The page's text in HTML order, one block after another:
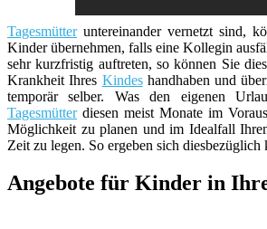
Tagesmütteruntereinander vernetzt sind,
Kinder übernehmen, falls eine Kollegin
sehr kurzfristig auftreten, so können Sie
Krankheit Ihres Kindeshandhaben und
temporär selber. Was den eigenen
Tagesmütterdiesen meist Monate im
Möglichkeit zu planen und im Idealfall
Zeit zu legen. So ergeben sich diesbezüglich
Angebote für Kinder in